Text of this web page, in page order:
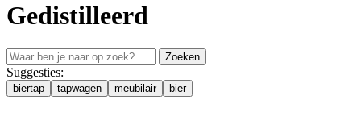
Gedistilleerd
Zoeken
Suggesties:
biertap tapwagen meubilair bier